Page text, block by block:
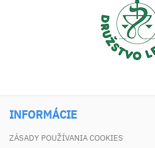
INFORMÁCIE
ZÁSADY POUŽÍVANIA COOKIES